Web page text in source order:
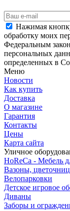
Нажимая
обработку моих
Федеральным
персональных
определенных в
Меню
Новости
Как купить
Доставка
О магазине
Гарантия
Контакты
Цены
Карта сайта
Уличное
HoReCa - Мебель
Вазоны,
Велопарковки
Детское игровое
Диваны
Заборы и